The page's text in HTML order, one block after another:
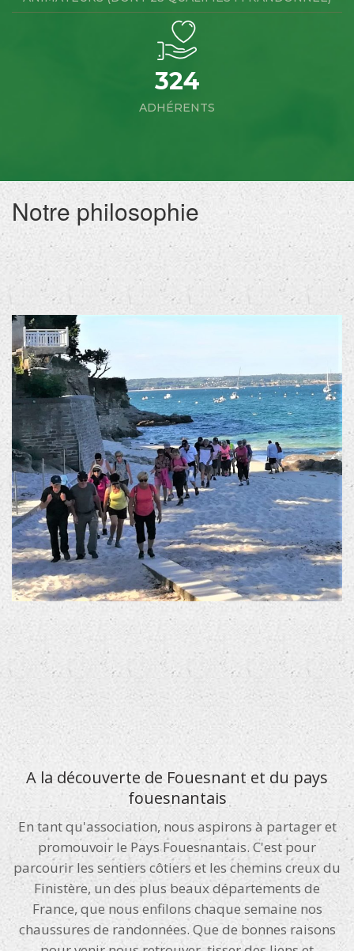
324
ADHÉRENTS
Notre philosophie
A la découverte de Fouesnant et du pays
fouesnantais
En tant qu'association, nous aspirons à partager et
promouvoir le Pays Fouesnantais. C'est pour
parcourir les sentiers côtiers et les chemins creux du
Finistère, un des plus beaux départements de
France, que nous enfilons chaque semaine nos
chaussures de randonnées. Que de bonnes raisons